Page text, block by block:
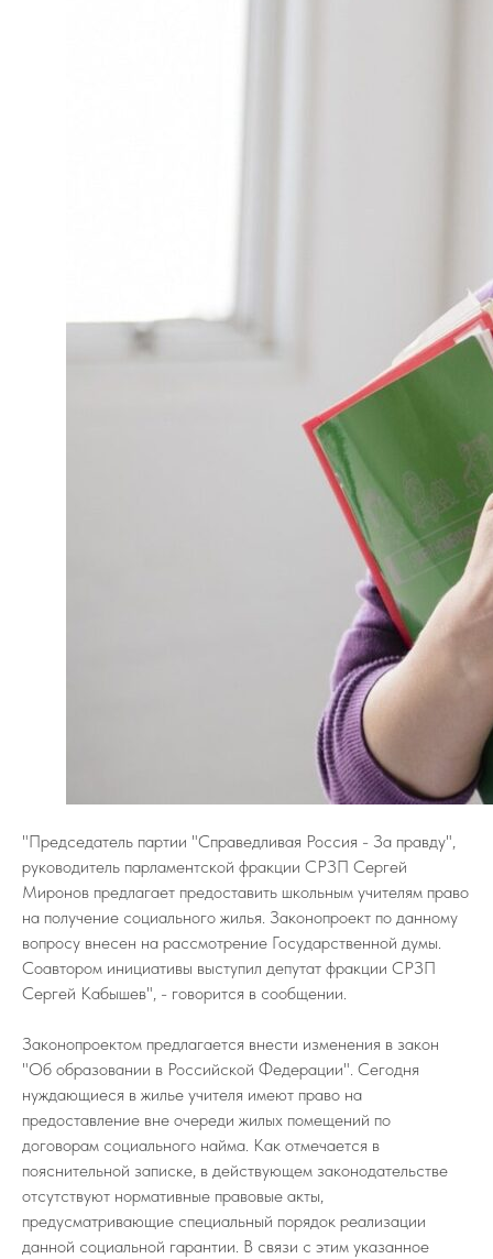
"Председатель партии "Справедливая Россия - За правду",
руководитель парламентской фракции СРЗП Сергей
Миронов предлагает предоставить школьным учителям право
на получение социального жилья. Законопроект по данному
вопросу внесен на рассмотрение Государственной думы.
Соавтором инициативы выступил депутат фракции СРЗП
Сергей Кабышев", - говорится в сообщении.
Законопроектом предлагается внести изменения в закон
"Об образовании в Российской Федерации". Сегодня
нуждающиеся в жилье учителя имеют право на
предоставление вне очереди жилых помещений по
договорам социального найма. Как отмечается в
пояснительной записке, в действующем законодательстве
отсутствуют нормативные правовые акты,
предусматривающие специальный порядок реализации
данной социальной гарантии. В связи с этим указанное